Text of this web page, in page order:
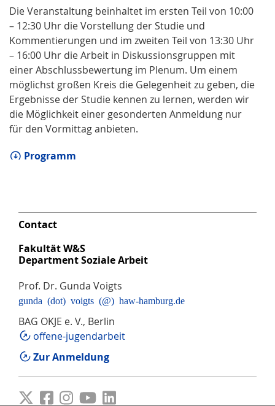
Die Veranstaltung beinhaltet im ersten Teil von 10:00
– 12:30 Uhr die Vorstellung der Studie und
Kommentierungen und im zweiten Teil von 13:30 Uhr
– 16:00 Uhr die Arbeit in Diskussionsgruppen mit
einer Abschlussbewertung im Plenum. Um einem
möglichst großen Kreis die Gelegenheit zu geben, die
Ergebnisse der Studie kennen zu lernen, werden wir
die Möglichkeit einer gesonderten Anmeldung nur
für den Vormittag anbieten.
Programm
Contact
Fakultät W&S
Department Soziale Arbeit
Prof. Dr. Gunda Voigts
gunda (dot) voigts (@) haw-hamburg.de
BAG OKJE e. V., Berlin
offene-jugendarbeit
Zur Anmeldung